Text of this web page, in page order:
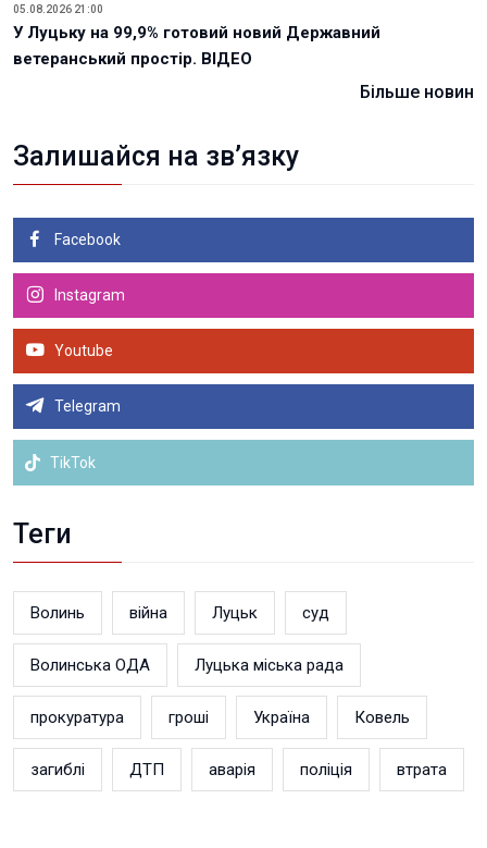
05.08.2026 21:00
У Луцьку на 99,9% готовий новий Державний
ветеранський простір. ВІДЕО
Більше новин
Залишайся на зв’язку
Facebook
Instagram
Youtube
Telegram
TikTok
Теги
Волинь війна Луцьк суд
Волинська ОДА Луцька міська рада
прокуратура гроші Україна Ковель
загиблі ДТП аварія поліція втрата